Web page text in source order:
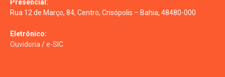
Presencial:
Rua 12 de Março, 84, Centro, Crisópolis – Bahia, 48480-000
Eletrônico:
Ouvidoria /e-SIC